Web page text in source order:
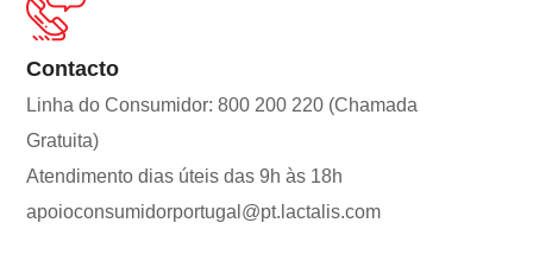
Contacto
Linha do Consumidor: 800 200 220 (Chamada
Gratuita)
Atendimento dias úteis das 9h às 18h
apoioconsumidorportugal@pt.lactalis.com